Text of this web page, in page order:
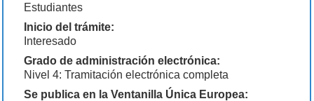
Estudiantes
Inicio del trámite:
Interesado
Grado de administración electrónica:
Nivel 4: Tramitación electrónica completa
Se publica en la Ventanilla Única Europea: